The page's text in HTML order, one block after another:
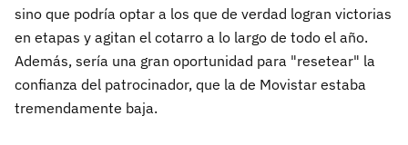
sino que podría optar a los que de verdad logran victorias
en etapas y agitan el cotarro a lo largo de todo el año.
Además, sería una gran oportunidad para "resetear" la
confianza del patrocinador, que la de Movistar estaba
tremendamente baja.